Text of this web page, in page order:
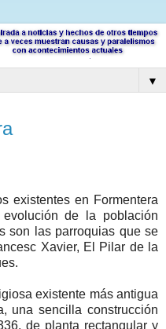
▼
existentes en Formentera
de la población
son las parroquias que se
Xavier, El Pilar de la
existente más antigua
una sencilla construcción
de planta rectangular y